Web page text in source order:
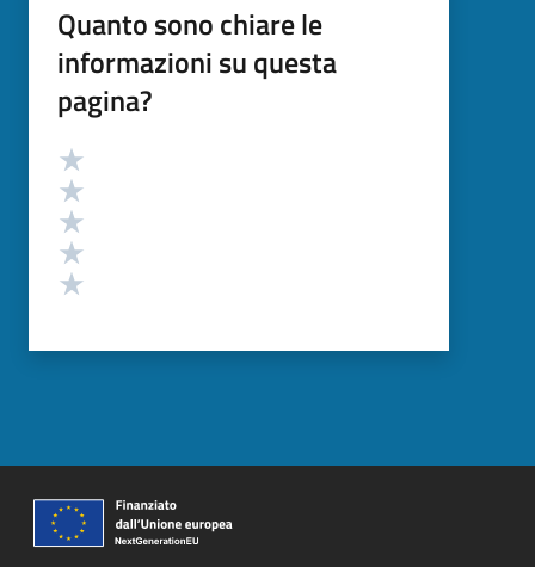
Quanto sono chiare le
informazioni su questa
pagina?
Valutazione